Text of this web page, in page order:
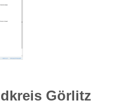
Görlitz